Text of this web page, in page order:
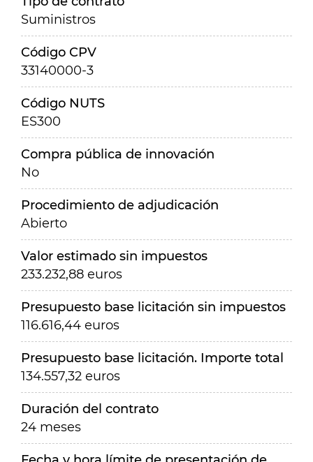
Suministros
Código CPV
33140000-3
Código NUTS
ES300
Compra pública de innovación
No
Procedimiento de adjudicación
Abierto
Valor estimado sin impuestos
233.232,88 euros
Presupuesto base licitación sin impuestos
116.616,44 euros
Presupuesto base licitación. Importe total
134.557,32 euros
Duración del contrato
24 meses